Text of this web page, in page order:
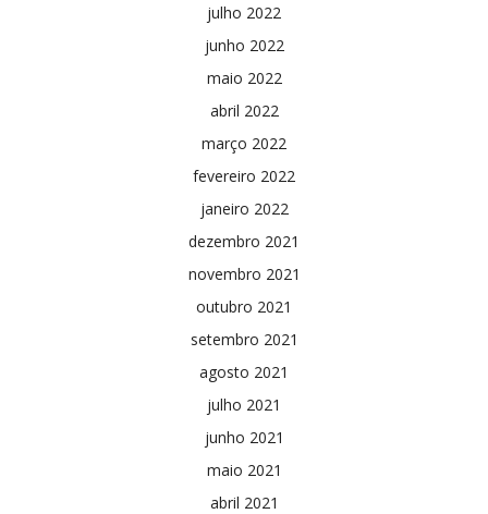
julho 2022
junho 2022
maio 2022
abril 2022
março 2022
fevereiro 2022
janeiro 2022
dezembro 2021
novembro 2021
outubro 2021
setembro 2021
agosto 2021
julho 2021
junho 2021
maio 2021
abril 2021